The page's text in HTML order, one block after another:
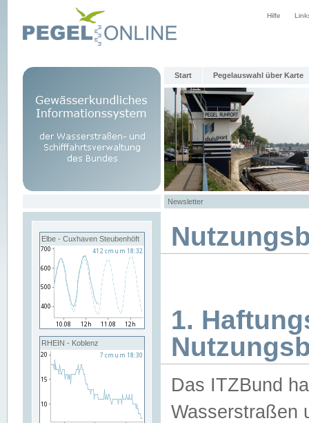
Hilfe
Start Pegelauswahl über Karte
Newsletter
Elbe - Cuxhaven Steubenhöft
RHEIN - Koblenz
1.
Das ITZBund
Wasserstraßen